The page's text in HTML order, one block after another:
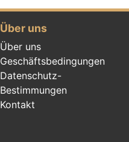
Über uns
Über uns
Geschäftsbedingungen
Datenschutz-
Bestimmungen
Kontakt